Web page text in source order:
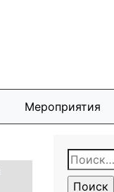
Мероприятия
Найти: